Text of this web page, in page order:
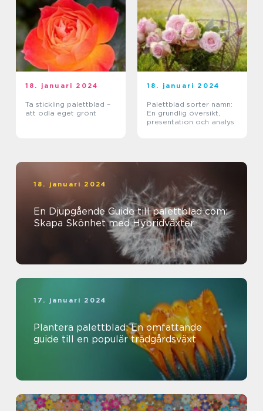
18. januari 2024
Ta stickling palettblad –
att odla eget grönt
18. januari 2024
Palettblad sorter namn:
En grundlig översikt,
presentation och analys
18. januari 2024
En Djupgående Guide till palettblad com:
Skapa Skönhet med Hybridväxter
17. januari 2024
Plantera palettblad: En omfattande
guide till en populär trädgårdsväxt